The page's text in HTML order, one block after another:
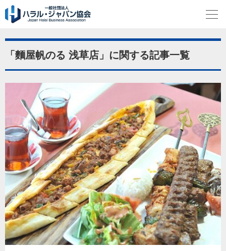
「麵屋帆のる 浅草店」に関する記事一覧